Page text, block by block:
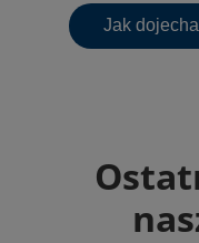
Jak